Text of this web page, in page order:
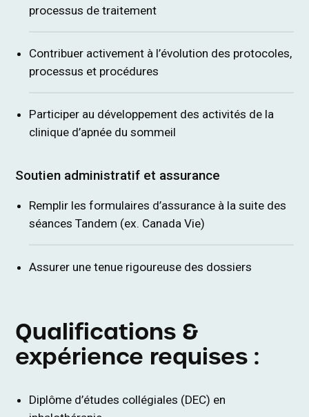
processus de traitement
Contribuer activement à l’évolution des protocoles,
processus et procédures
Participer au développement des activités de la
clinique d’apnée du sommeil
Soutien administratif et assurance
Remplir les formulaires d’assurance à la suite des
séances Tandem (ex. Canada Vie)
Assurer une tenue rigoureuse des dossiers
Qualifications &
expérience requises :
Diplôme d’études collégiales (DEC) en